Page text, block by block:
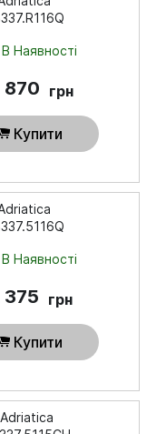
Наявності
870 грн
Купити
Наявності
375 грн
Купити
Adriatica